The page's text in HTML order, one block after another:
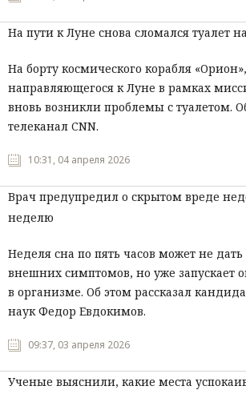
На пути к Луне снова сломался туалет
На борту космического корабля «Орион»,
направляющегося к Луне в рамках
вновь возникли проблемы с туалетом.
телеканал CNN.
10:31, 04 апреля 2026
Врач предупредил о скрытом вреде
неделю
Неделя сна по пять часов может не
внешних симптомов, но уже запускает
в организме. Об этом рассказал
наук Федор Евдокимов.
09:37, 03 апреля 2026
Ученые выяснили, какие места